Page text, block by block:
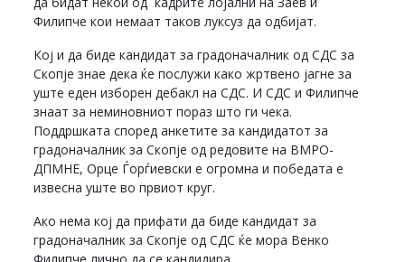
Филипче кои немаат таков луксуз да одбијат.
Кој и да биде кандидат за градоначалник од СДС за
Скопје знае дека ќе послужи како жртвено јагне за
уште еден изборен дебакл на СДС. И СДС и Филипче
знаат за неминовниот пораз што ги чека.
Поддршката според анкетите за кандидатот за
градоначалник за Скопје од редовите на ВМРО-
ДПМНЕ, Орце Ѓорѓиевски е огромна и победата е
извесна уште во првиот круг.
Ако нема кој да прифати да биде кандидат за
градоначалник за Скопје од СДС ќе мора Венко